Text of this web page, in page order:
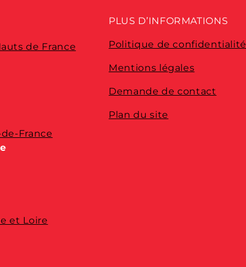
de France
France
et Loire
PLUS D’INFORMATIONS
Politique de confidentialité
Mentions légales
Demande de contact
Plan du site